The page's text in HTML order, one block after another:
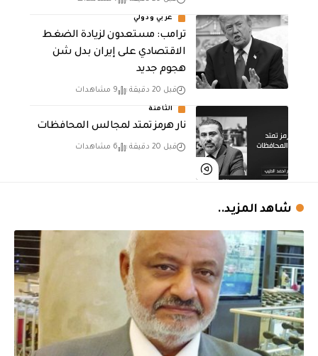
عربي ودولي
‏ترامب: مستعدون لزيادة الضغط
الاقتصادي على إيران بدل شن
هجوم جديد
قبل 20 دقيقة 9 مشاهدات
الثامنة
نار هرمز تمتد لمجالس المحافظات
قبل 20 دقيقة 6 مشاهدات
شاهد المزيد..